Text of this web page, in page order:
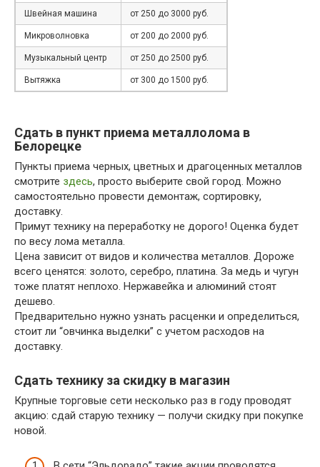
Швейная машина от 250 до 3000 руб.
Микроволновка от 200 до 2000 руб.
Музыкальный центр от 250 до 2500 руб.
Вытяжка от 300 до 1500 руб.
Сдать в пункт приема металлолома в
Белорецке
Пункты приема черных, цветных и драгоценных металлов
смотрите здесь, просто выберите свой город. Можно
самостоятельно провести демонтаж, сортировку,
доставку.
Примут технику на переработку не дорого! Оценка будет
по весу лома металла.
Цена зависит от видов и количества металлов. Дороже
всего ценятся: золото, серебро, платина. За медь и чугун
тоже платят неплохо. Нержавейка и алюминий стоят
дешево.
Предварительно нужно узнать расценки и определиться,
стоит ли “овчинка выделки” с учетом расходов на
доставку.
Сдать технику за скидку в магазин
Крупные торговые сети несколько раз в году проводят
акцию: сдай старую технику — получи скидку при покупке
новой.